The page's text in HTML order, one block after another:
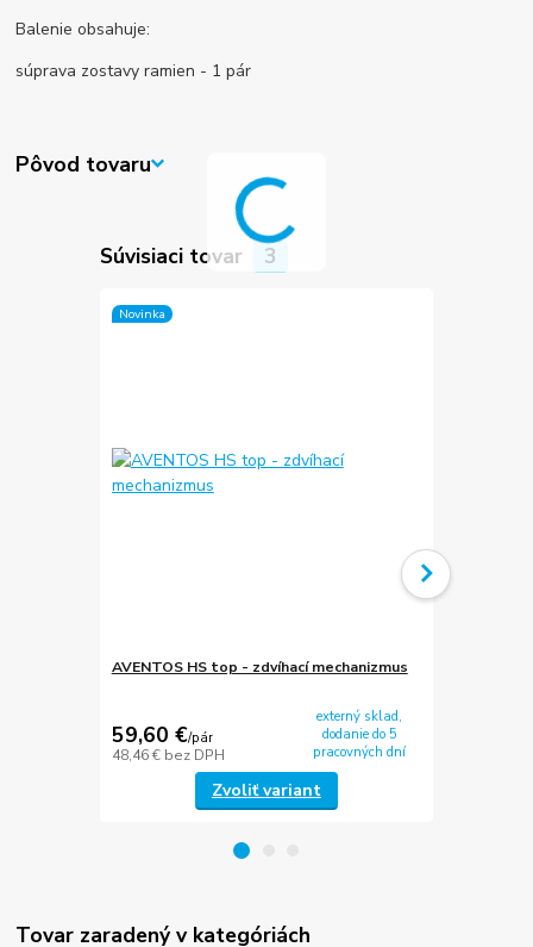
Balenie obsahuje:
súprava zostavy ramien - 1 pár
Pôvod tovaru
Súvisiaci tovar 3
Novinka
AVENTOS HS top - zdvíhací mechanizmus
59,60 €/pár
48,46 € bez DPH
externý sklad,
dodanie do 5
pracovných dní
Zvoliť variant
Tovar zaradený v kategóriách